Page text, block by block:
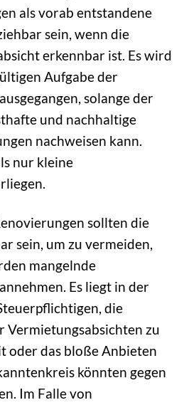
als vorab entstandene
sein, wenn die
erkennbar ist. Es wird
Aufgabe der
solange der
und nachhaltige
nachweisen kann.
nur kleine
sollten die
sein, um zu vermeiden,
mangelnde
Es liegt in der
die
Vermietungsabsichten zu
oder das bloße Anbieten
könnten gegen
Im Falle von